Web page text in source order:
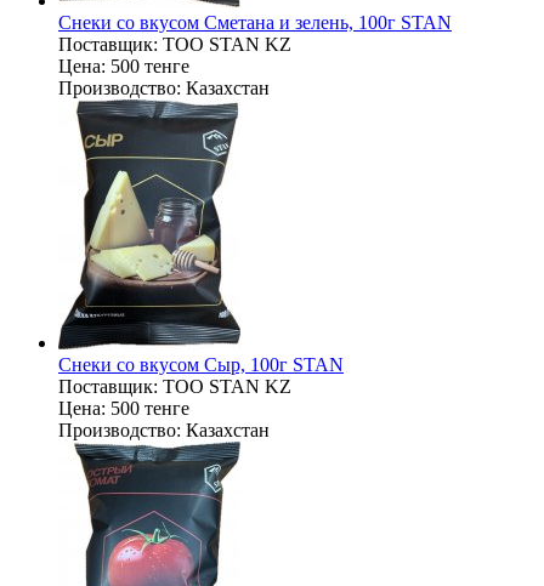
Снеки со вкусом Сметана и зелень, 100г STAN
Поставщик: ТОО STAN KZ
Цена: 500 тенге
Производство: Казахстан
Снеки со вкусом Сыр, 100г STAN
Поставщик: ТОО STAN KZ
Цена: 500 тенге
Производство: Казахстан